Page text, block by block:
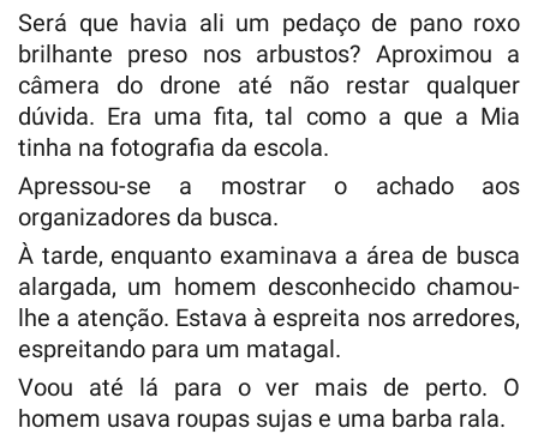
Será que havia ali um pedaço de pano roxo
brilhante preso nos arbustos? Aproximou a
câmera do drone até não restar qualquer
dúvida. Era uma fita, tal como a que a Mia
tinha na fotografia da escola.
Apressou-se a mostrar o achado aos
organizadores da busca.
À tarde, enquanto examinava a área de busca
alargada, um homem desconhecido chamou-
lhe a atenção. Estava à espreita nos arredores,
espreitando para um matagal.
Voou até lá para o ver mais de perto. O
homem usava roupas sujas e uma barba rala.